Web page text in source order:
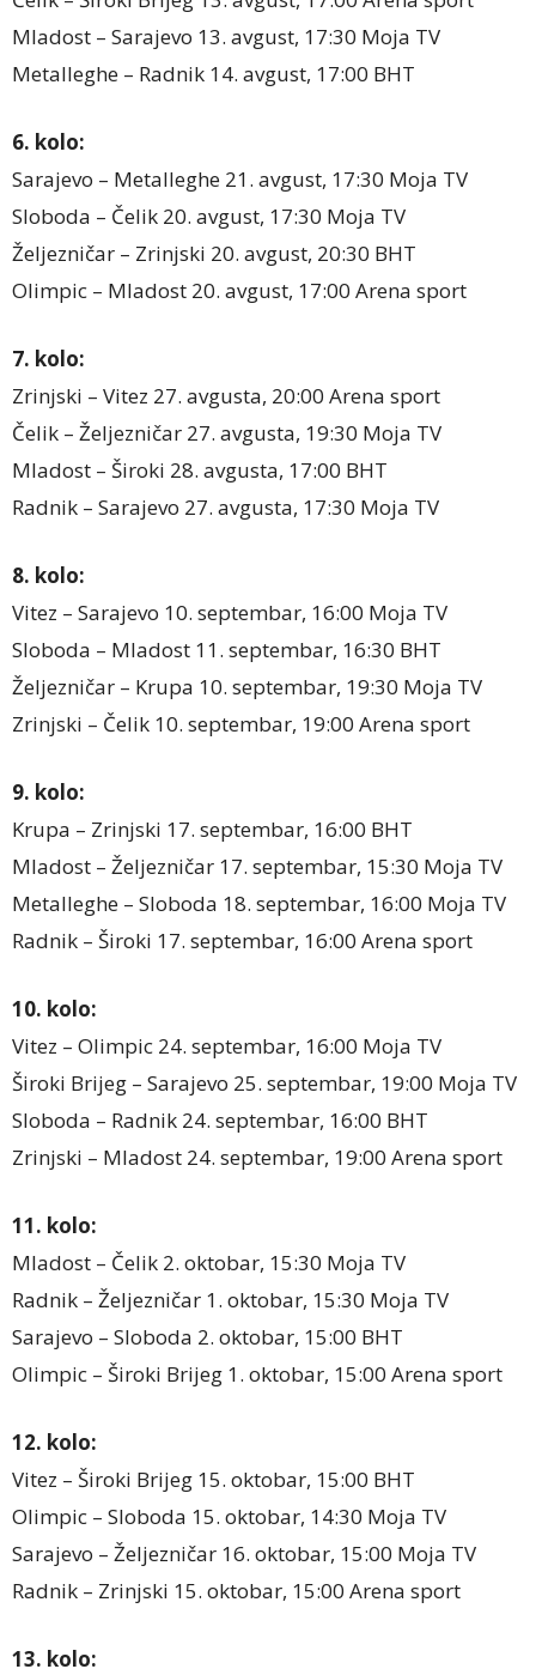
Mladost – Sarajevo 13. avgust, 17:30 Moja TV
Metalleghe – Radnik 14. avgust, 17:00 BHT
6. kolo:
Sarajevo – Metalleghe 21. avgust, 17:30 Moja TV
Sloboda – Čelik 20. avgust, 17:30 Moja TV
Željezničar – Zrinjski 20. avgust, 20:30 BHT
Olimpic – Mladost 20. avgust, 17:00 Arena sport
7. kolo:
Zrinjski – Vitez 27. avgusta, 20:00 Arena sport
Čelik – Željezničar 27. avgusta, 19:30 Moja TV
Mladost – Široki 28. avgusta, 17:00 BHT
Radnik – Sarajevo 27. avgusta, 17:30 Moja TV
8. kolo:
Vitez – Sarajevo 10. septembar, 16:00 Moja TV
Sloboda – Mladost 11. septembar, 16:30 BHT
Željezničar – Krupa 10. septembar, 19:30 Moja TV
Zrinjski – Čelik 10. septembar, 19:00 Arena sport
9. kolo:
Krupa – Zrinjski 17. septembar, 16:00 BHT
Mladost – Željezničar 17. septembar, 15:30 Moja TV
Metalleghe – Sloboda 18. septembar, 16:00 Moja TV
Radnik – Široki 17. septembar, 16:00 Arena sport
10. kolo:
Vitez – Olimpic 24. septembar, 16:00 Moja TV
Široki Brijeg – Sarajevo 25. septembar, 19:00 Moja TV
Sloboda – Radnik 24. septembar, 16:00 BHT
Zrinjski – Mladost 24. septembar, 19:00 Arena sport
11. kolo:
Mladost – Čelik 2. oktobar, 15:30 Moja TV
Radnik – Željezničar 1. oktobar, 15:30 Moja TV
Sarajevo – Sloboda 2. oktobar, 15:00 BHT
Olimpic – Široki Brijeg 1. oktobar, 15:00 Arena sport
12. kolo:
Vitez – Široki Brijeg 15. oktobar, 15:00 BHT
Olimpic – Sloboda 15. oktobar, 14:30 Moja TV
Sarajevo – Željezničar 16. oktobar, 15:00 Moja TV
Radnik – Zrinjski 15. oktobar, 15:00 Arena sport
13. kolo: